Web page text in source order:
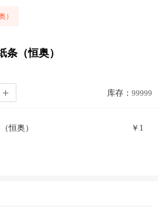
）
条（恒奥）
库存： 99999
恒奥） ￥ 1